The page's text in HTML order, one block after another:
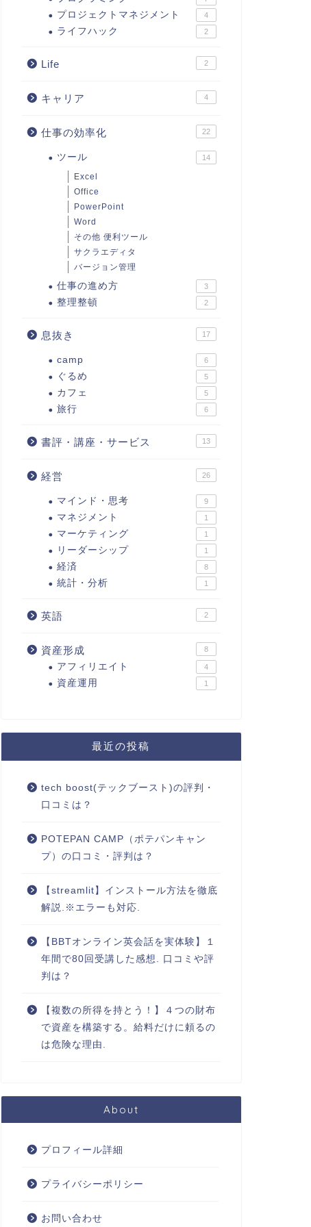
プロジェクトマネジメント 4
ライフハック 2
Life 2
キャリア 4
仕事の効率化 22
ツール 14
Excel
Office
PowerPoint
Word
その他 便利ツール
サクラエディタ
バージョン管理
仕事の進め方 3
整理整頓 2
息抜き 17
camp 6
ぐるめ 5
カフェ 5
旅行 6
書評・講座・サービス 13
経営 26
マインド・思考 9
マネジメント 1
マーケティング 1
リーダーシップ 1
経済 8
統計・分析 1
英語 2
資産形成 8
アフィリエイト 4
資産運用 1
最近の投稿
tech boost(テックブースト)の評判・
口コミは？
POTEPAN CAMP（ポテパンキャン
プ）の口コミ・評判は？
【streamlit】インストール方法を徹底
解説.※エラーも対応.
【BBTオンライン英会話を実体験】１
年間で80回受講した感想. 口コミや評
判は？
【複数の所得を持とう！】４つの財布
で資産を構築する。給料だけに頼るの
は危険な理由.
About
プロフィール詳細
プライバシーポリシー
お問い合わせ